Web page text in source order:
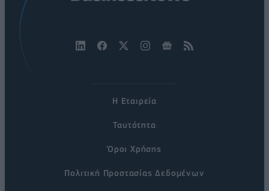
Η Εταιρεία
Ταυτότητα
Όροι Χρήσης
Πολιτική Προστασίας Δεδομένων